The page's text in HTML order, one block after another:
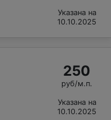
Указана на
10.10.2025
250
руб/м.п.
Указана на
10.10.2025